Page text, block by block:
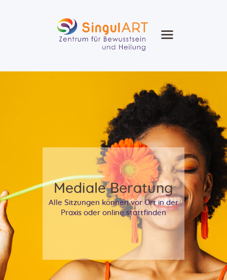
Mediale Beratung
Alle Sitzungen können vor Ort in der
Praxis oder online stattfinden